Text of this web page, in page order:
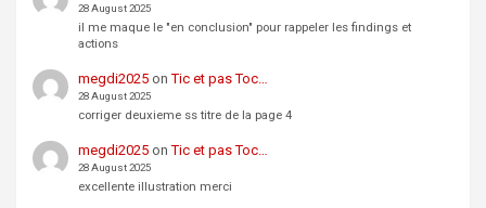
28 August 2025
il me maque le "en conclusion" pour rappeler les findings et
actions
megdi2025 onTic et pas Toc…
28 August 2025
corriger deuxieme ss titre de la page 4
megdi2025 onTic et pas Toc…
28 August 2025
excellente illustration merci